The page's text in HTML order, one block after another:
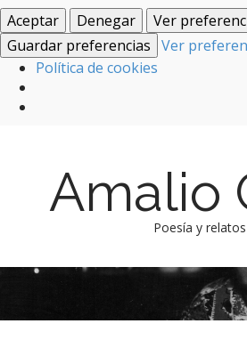
Aceptar
Denegar
Ver
Guardar preferencias Ver
Política de cookies
Amalio
Poesía y relatos
M
p